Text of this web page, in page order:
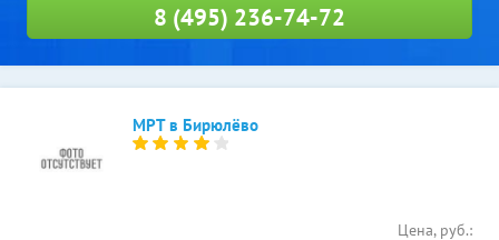
8 (495) 236-74-72
МРТ в Бирюлёво
Цена, руб.: